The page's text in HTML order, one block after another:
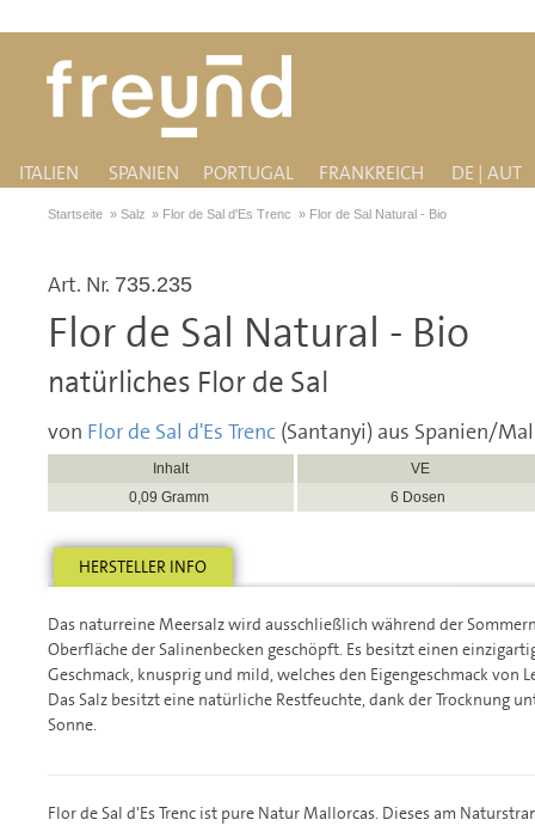
ITALIEN SPANIEN PORTUGAL FRANKREICH DE | AUT
Startseite » Salz » Flor de Sal d'Es Trenc » Flor de Sal Natural - Bio
Art. Nr. 735.235
Flor de Sal Natural - Bio
natürliches Flor de Sal
von Flor de Sal d'Es Trenc (Santanyi) aus Spanien/
Inhalt
VE
0,09 Gramm
6 Dosen
HERSTELLER INFO
Das naturreine Meersalz wird ausschließlich während der
Oberfläche der Salinenbecken geschöpft. Es besitzt einen
Geschmack, knusprig und mild, welches den Eigengeschmack von
Das Salz besitzt eine natürliche Restfeuchte, dank der Trocknung
Sonne.
Flor de Sal d'Es Trenc ist pure Natur Mallorcas. Dieses am